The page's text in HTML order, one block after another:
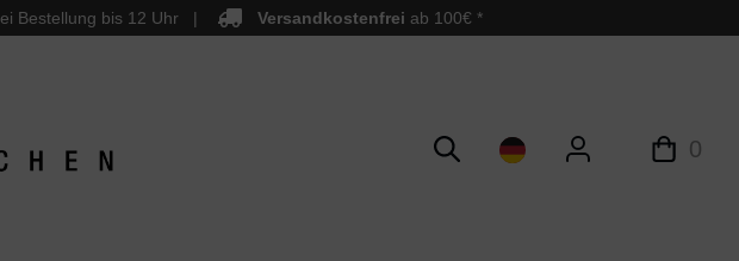
Bestellung bis 12 Uhr Versandkostenfrei ab 100€ *
0